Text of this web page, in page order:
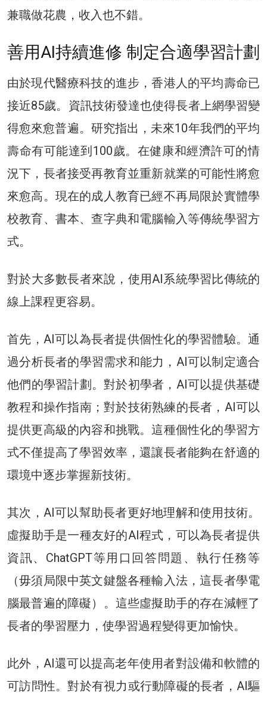
兼職做花農，收入也不錯。
善用AI持續進修 制定合適學習計劃
由於現代醫療科技的進步，香港人的平均壽命已
接近85歲。資訊技術發達也使得長者上網學習變
得愈來愈普遍。研究指出，未來10年我們的平均
壽命有可能達到100歲。在健康和經濟許可的情
況下，長者接受再教育並重新就業的可能性將愈
來愈高。現在的成人教育已經不再局限於實體學
校教育、書本、查字典和電腦輸入等傳統學習方
式。
對於大多數長者來說，使用AI系統學習比傳統的
線上課程更容易。
首先，AI可以為長者提供個性化的學習體驗。通
過分析長者的學習需求和能力，AI可以制定適合
他們的學習計劃。對於初學者，AI可以提供基礎
教程和操作指南；對於技術熟練的長者，AI可以
提供更高級的內容和挑戰。這種個性化的學習方
式不僅提高了學習效率，還讓長者能夠在舒適的
環境中逐步掌握新技術。
其次，AI可以幫助長者更好地理解和使用技術。
虛擬助手是一種友好的AI程式，可以為長者提供
資訊、ChatGPT等用口回答問題、執行任務等
（毋須局限中英文鍵盤各種輸入法，這長者學電
腦最普遍的障礙）。這些虛擬助手的存在減輕了
長者的學習壓力，使學習過程變得更加愉快。
此外，AI還可以提高老年使用者對設備和軟體的
可訪問性。對於有視力或行動障礙的長者，AI驅